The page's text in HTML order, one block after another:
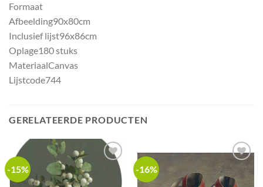
Formaat
Afbeelding90x80cm
Inclusief lijst96x86cm
Oplage180 stuks
MateriaalCanvas
Lijstcode744
GERELATEERDE PRODUCTEN
-15% -16%
Add to
wishlist